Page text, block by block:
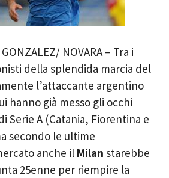
NOVARA – Tra i
della splendida marcia del
l’attaccante argentino
hanno già messo gli occhi
Serie A (Catania, Fiorentina e
secondo le ultime
anche il Milan starebbe
25enne per riempire la